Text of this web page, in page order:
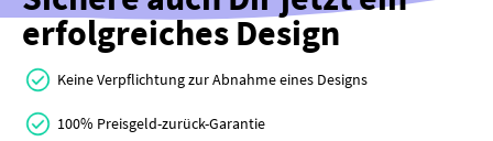
erfolgreiches Design
Keine Verpflichtung zur Abnahme eines Designs
100% Preisgeld-zurück-Garantie